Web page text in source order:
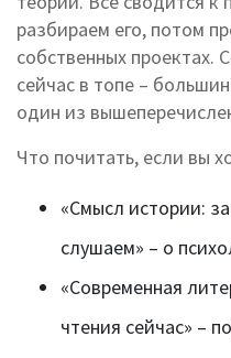
разбираем его, потом
собственных проектах.
сейчас в топе –
один из
Что почитать, если вы
«Смысл истории:
слушаем» – о
«Современная
чтения сейчас» –